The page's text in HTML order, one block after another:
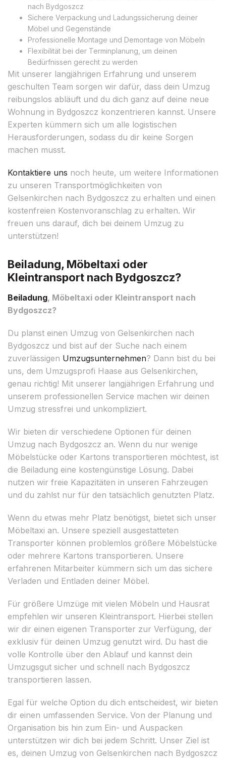
nach Bydgoszcz
Sichere Verpackung und Ladungssicherung deiner
Möbel und Gegenstände
Professionelle Montage und Demontage von Möbeln
Flexibilität bei der Terminplanung, um deinen
Bedürfnissen gerecht zu werden
Mit unserer langjährigen Erfahrung und unserem
geschulten Team sorgen wir dafür, dass dein Umzug
reibungslos abläuft und du dich ganz auf deine neue
Wohnung in Bydgoszcz konzentrieren kannst. Unsere
Experten kümmern sich um alle logistischen
Herausforderungen, sodass du dir keine Sorgen
machen musst.
Kontaktiere uns noch heute, um weitere Informationen
zu unseren Transportmöglichkeiten von
Gelsenkirchen nach Bydgoszcz zu erhalten und einen
kostenfreien Kostenvoranschlag zu erhalten. Wir
freuen uns darauf, dich bei deinem Umzug zu
unterstützen!
Beiladung, Möbeltaxi oder
Kleintransport nach Bydgoszcz?
Beiladung, Möbeltaxi oder Kleintransport nach
Bydgoszcz?
Du planst einen Umzug von Gelsenkirchen nach
Bydgoszcz und bist auf der Suche nach einem
zuverlässigen Umzugsunternehmen? Dann bist du bei
uns, dem Umzugsprofi Haase aus Gelsenkirchen,
genau richtig! Mit unserer langjährigen Erfahrung und
unserem professionellen Service machen wir deinen
Umzug stressfrei und unkompliziert.
Wir bieten dir verschiedene Optionen für deinen
Umzug nach Bydgoszcz an. Wenn du nur wenige
Möbelstücke oder Kartons transportieren möchtest, ist
die Beiladung eine kostengünstige Lösung. Dabei
nutzen wir freie Kapazitäten in unseren Fahrzeugen
und du zahlst nur für den tatsächlich genutzten Platz.
Wenn du etwas mehr Platz benötigst, bietet sich unser
Möbeltaxi an. Unsere speziell ausgestatteten
Transporter können problemlos größere Möbelstücke
oder mehrere Kartons transportieren. Unsere
erfahrenen Mitarbeiter kümmern sich um das sichere
Verladen und Entladen deiner Möbel.
Für größere Umzüge mit vielen Möbeln und Hausrat
empfehlen wir unseren Kleintransport. Hierbei stellen
wir dir einen eigenen Transporter zur Verfügung, der
exklusiv für deinen Umzug genutzt wird. Du hast die
volle Kontrolle über den Ablauf und kannst dein
Umzugsgut sicher und schnell nach Bydgoszcz
transportieren lassen.
Egal für welche Option du dich entscheidest, wir bieten
dir einen umfassenden Service. Von der Planung und
Organisation bis hin zum Ein- und Auspacken
unterstützen wir dich bei jedem Schritt. Unser Ziel ist
es, deinen Umzug von Gelsenkirchen nach Bydgoszcz